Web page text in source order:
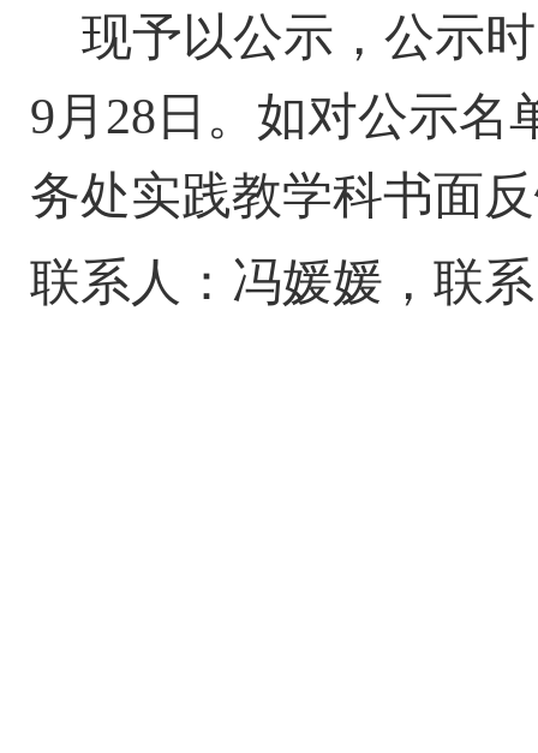
现予以公示，公示
9月28 日。如对公示名
务处实践教学科书面
联系人： 冯媛媛 ，联